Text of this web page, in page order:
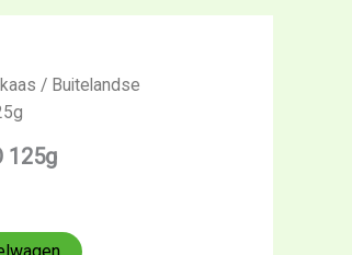
kaas / Buitelandse
125g